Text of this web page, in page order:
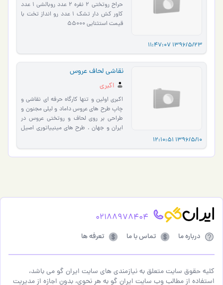
1396/5/23 11:47:07
حراح روتختی 2 نفره 2 عدد روبالشی 1 عدد
کاور کش دار تشک 1 عدد رو انداز تخت با
قیمت استثنایی 55000
1396/5/10 12:10:51
نقاشی لحاف عروس
اکبری
اکبری اولین و تنها کارگاه حرفه ای نقاشی و
چاپ طرح های عروس داماد و لیلی مجنون و
طراحی بر روی لحاف و روتختی عروس در
ایران و جهان . طرح های مینییاتوری اصیل
02188978404
درباره ما تماس با ما تعرفه ها
کلیه حقوق سایت متعلق به نیازمندی های سایت ایران گو می باشد،
استفاده از مطالب وب سایت ایران گو به هر نحوی، بدون اجازه از مدیریت